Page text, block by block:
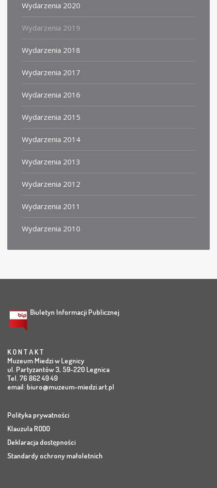
Wydarzenia 2020
Wydarzenia 2019
Wydarzenia 2018
Wydarzenia 2017
Wydarzenia 2016
Wydarzenia 2015
Wydarzenia 2014
Wydarzenia 2013
Wydarzenia 2012
Wydarzenia 2011
Wydarzenia 2010
Biuletyn Informacji Publicznej
K O N T A K T
Muzeum Miedzi w Legnicy
ul. Partyzantów 3, 59-220 Legnica
Tel. 76 862 49 49
email: biuro@muzeum-miedzi.art.pl
Polityka prywatności
Klauzula RODO
Deklaracja dostępności
Standardy ochrony małoletnich